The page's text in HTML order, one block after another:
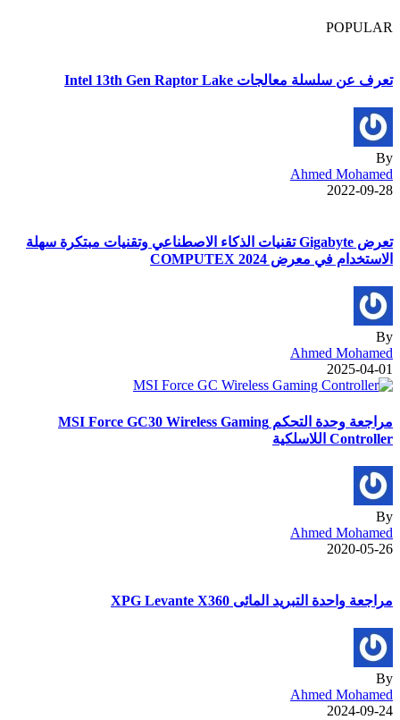
POPULAR
تعرف عن سلسلة معالجات Intel 13th Gen Raptor Lake
By
Ahmed Mohamed
2022-09-28
تعرض Gigabyte تقنيات الذكاء الاصطناعي وتقنيات مبتكرة سهلة
الاستخدام في معرض COMPUTEX 2024
By
Ahmed Mohamed
2025-04-01
مراجعة وحدة التحكم MSI Force GC30 Wireless Gaming
Controller اللاسلكية
By
Ahmed Mohamed
2020-05-26
مراجعة واحدة التبريد المائى XPG Levante X360
By
Ahmed Mohamed
2024-09-24